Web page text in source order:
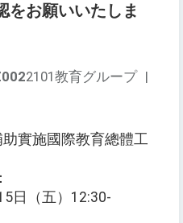
をお願いいたしま
2101教育グループ |
實施國際教育總體工
日（五）12:30-